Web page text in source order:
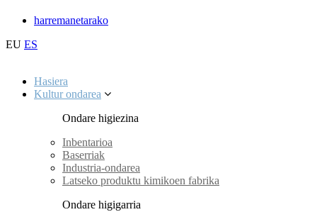
harremanetarako
EU ES
Hasiera
Kultur ondarea
Ondare higiezina
Inbentarioa
Baserriak
Industria-ondarea
Latseko produktu kimikoen fabrika
Ondare higigarria